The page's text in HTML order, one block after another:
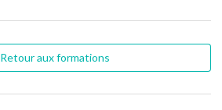
Retour aux formations